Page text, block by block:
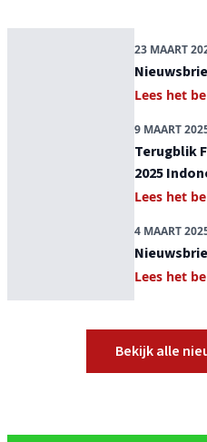
23 MAART
Lees het
9 MAART
Terugblik
2025
Lees het
4 MAART
Lees het
Bekijk alle